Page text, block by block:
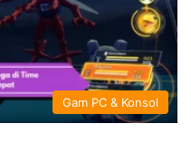
Gam PC & Konsol